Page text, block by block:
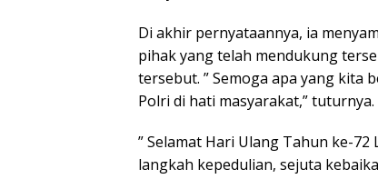
Di akhir pernyataannya, ia
pihak yang telah mendukung
tersebut. ” Semoga apa yang kita
Polri di hati masyarakat,” tuturnya.
” Selamat Hari Ulang Tahun ke-
langkah kepedulian, sejuta